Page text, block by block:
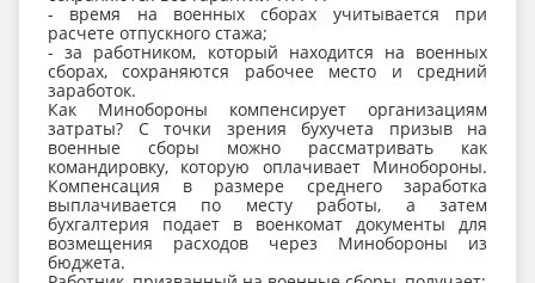
- время на военных сборах учитывается при
расчете отпускного стажа;
- за работником, который находится на военных
сборах, сохраняются рабочее место и средний
заработок.
Как Минобороны компенсирует организациям
затраты? С точки зрения бухучета призыв на
военные сборы можно рассматривать как
командировку, которую оплачивает Минобороны.
Компенсация в размере среднего заработка
выплачивается по месту работы, а затем
бухгалтерия подает в военкомат документы для
возмещения расходов через Минобороны из
бюджета.